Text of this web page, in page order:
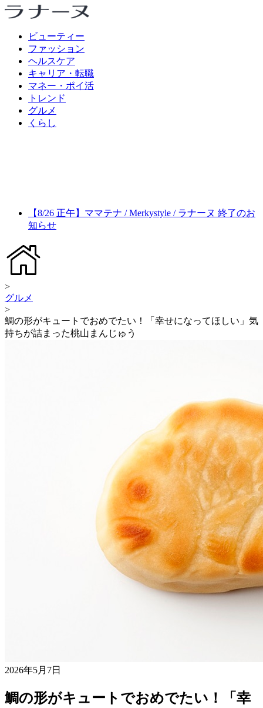
ビューティー
ファッション
ヘルスケア
キャリア・転職
マネー・ポイ活
トレンド
グルメ
くらし
【8/26 正午】ママテナ / Merkystyle / ラナーヌ 終了のお
知らせ
>
グルメ
>
鯛の形がキュートでおめでたい！「幸せになってほしい」気
持ちが詰まった桃山まんじゅう
2026年5月7日
鯛の形がキュートでおめでたい！「幸